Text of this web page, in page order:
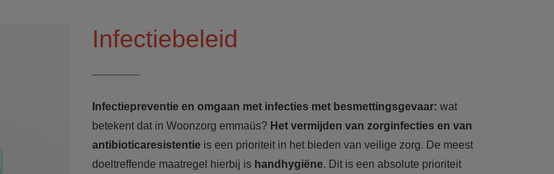
Infectiebeleid
Infectiepreventie en omgaan met infecties met besmettingsgevaar: wat
betekent dat in Woonzorg emmaüs? Het vermijden van zorginfecties en van
antibioticaresistentie is een prioriteit in het bieden van veilige zorg. De meest
doeltreffende maatregel hierbij is handhygiëne. Dit is een absolute prioriteit